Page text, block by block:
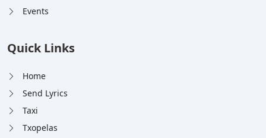
Events
Quick Links
Home
Send Lyrics
Taxi
Txopelas